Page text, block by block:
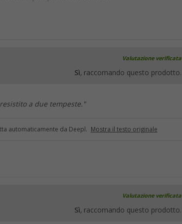
Valutazione verificata
Sì, raccomando questo prodotto.
a due tempeste."
automaticamente da Deepl. Mostra il testo originale
Valutazione verificata
Sì, raccomando questo prodotto.